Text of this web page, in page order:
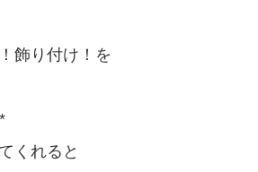
飾り付け！を
くれると